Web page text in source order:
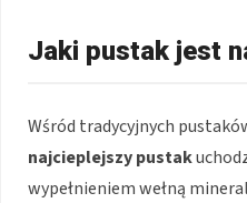
Jaki pustak jest
Wśród tradycyjnych
najcieplejszy pustak
wypełnieniem wełną